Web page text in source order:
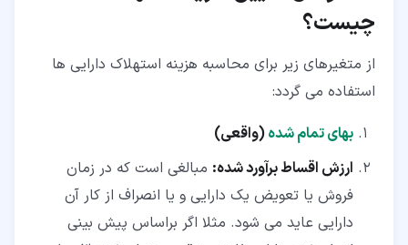
چیست؟
از متغیرهای زیر برای محاسبه هزینه استهلاک دارایی ها
استفاده می گردد:
بهای تمام شده(واقعی)
ارزش اقساط برآورد شده: مبالغی است که در زمان
فروش یا تعویض یک دارایی و یا انصراف از کار آن
دارایی عاید می شود. مثلا اگر براساس پیش بینی